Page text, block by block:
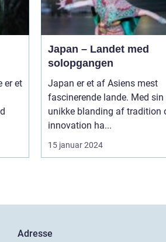
er et
Japan – Landet med
solopgangen
Japan er et af Asiens mest
fascinerende lande. Med sin
unikke blanding af tradition
innovation ha...
15 januar 2024
Adresse